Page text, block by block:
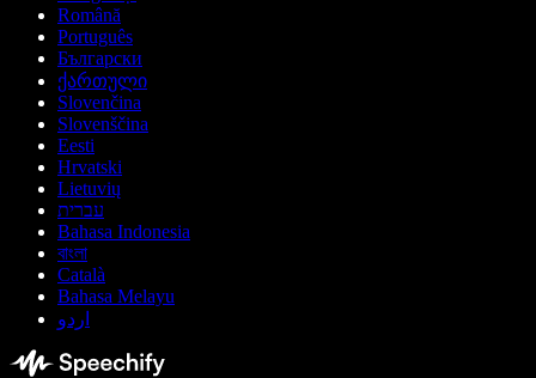
Română
Português
Български
ქართული
Slovenčina
Slovenščina
Eesti
Hrvatski
Lietuvių
עברית
Bahasa Indonesia
বাংলা
Català
Bahasa Melayu
اردو